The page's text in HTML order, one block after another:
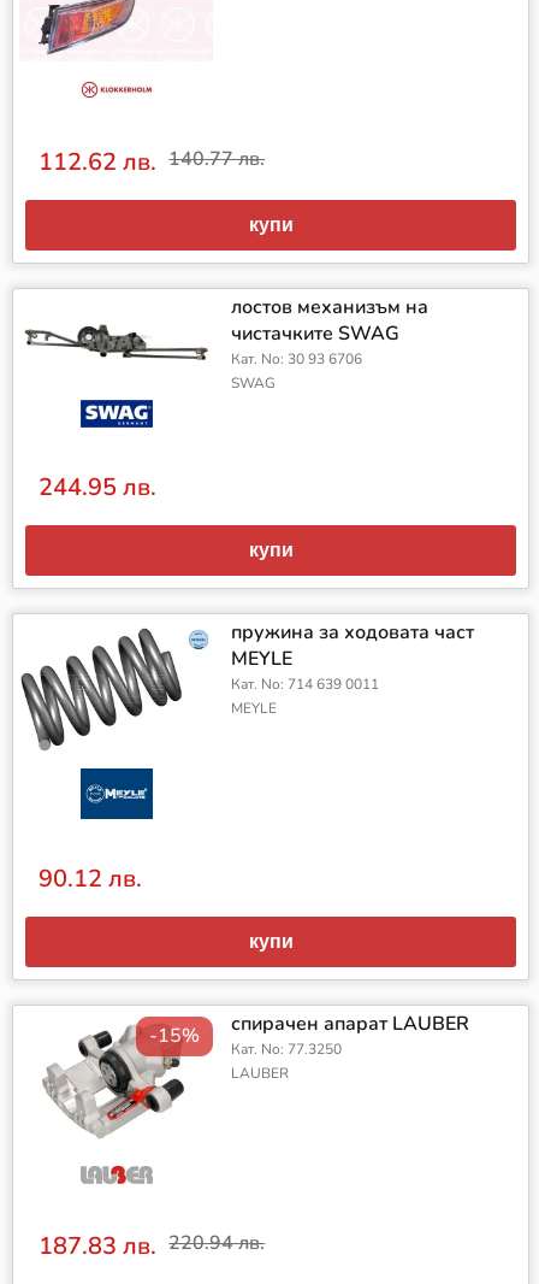
112.62 лв. 140.77 лв.
купи
лостов механизъм на
чистачките SWAG
Кат. No: 30 93 6706
SWAG
244.95 лв.
купи
пружина за ходовата част
MEYLE
Кат. No: 714 639 0011
MEYLE
90.12 лв.
купи
-15% спирачен апарат LAUBER
Кат. No: 77.3250
LAUBER
187.83 лв. 220.94 лв.